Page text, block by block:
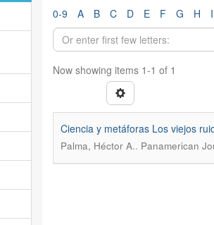
0-9 A B C D E F G H I
Now showing items 1-1 of 1
Ciencia y metáforas Los viejos
Palma, Héctor A.. Panamerican